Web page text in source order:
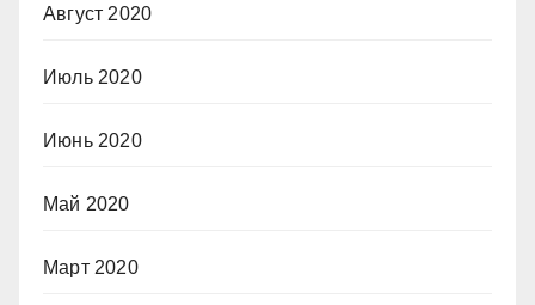
Август 2020
Июль 2020
Июнь 2020
Май 2020
Март 2020